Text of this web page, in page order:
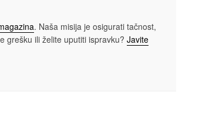
. Naša misija je osigurati tačnost,
grešku ili želite uputiti ispravku? Javite